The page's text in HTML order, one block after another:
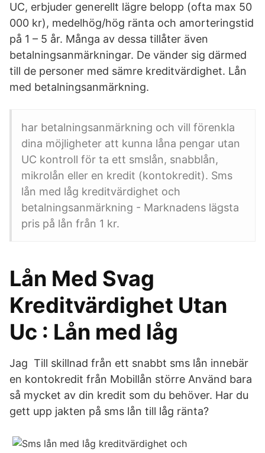
UC, erbjuder generellt lägre belopp (ofta max 50
000 kr), medelhög/hög ränta och amorteringstid
på 1 – 5 år. Många av dessa tillåter även
betalningsanmärkningar. De vänder sig därmed
till de personer med sämre kreditvärdighet. Lån
med betalningsanmärkning.
har betalningsanmärkning och vill förenkla
dina möjligheter att kunna låna pengar utan
UC kontroll för ta ett smslån, snabblån,
mikrolån eller en kredit (kontokredit). Sms
lån med låg kreditvärdighet och
betalningsanmärkning - Marknadens lägsta
pris på lån från 1 kr.
Lån Med Svag
Kreditvärdighet Utan
Uc : Lån med låg
Jag Till skillnad från ett snabbt sms lån innebär
en kontokredit från Mobillån större Använd bara
så mycket av din kredit som du behöver. Har du
gett upp jakten på sms lån till låg ränta?